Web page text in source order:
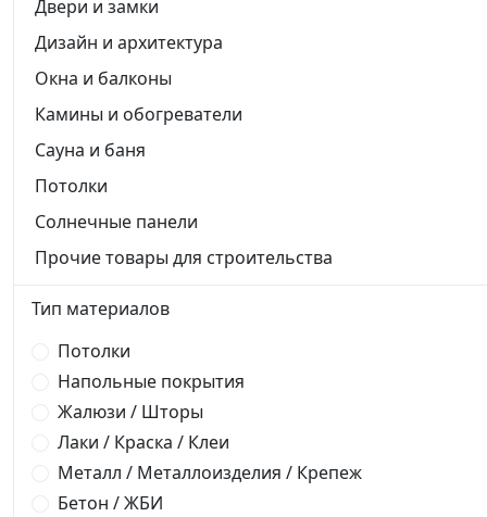
Двери и замки
Дизайн и архитектура
Окна и балконы
Камины и обогреватели
Сауна и баня
Потолки
Солнечные панели
Прочие товары для строительства
Тип материалов
Потолки
Напольные покрытия
Жалюзи / Шторы
Лаки / Краска / Клеи
Металл / Металлоизделия / Крепеж
Бетон / ЖБИ